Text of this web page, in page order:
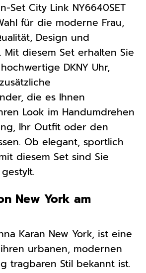
Set City Link NY6640SET
für die moderne Frau,
Design und
Mit diesem Set erhalten Sie
DKNY Uhr,
die es Ihnen
Look im Handumdrehen
Ihr Outfit oder den
Ob elegant, sportlich
diesem Set sind Sie
New York am
Karan New York, ist eine
urbanen, modernen
tragbaren Stil bekannt ist.